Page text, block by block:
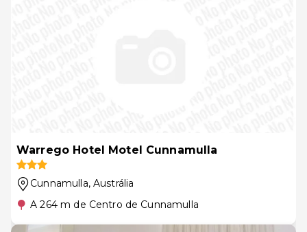
Warrego Hotel Motel Cunnamulla
Cunnamulla, Austrália
A 264 m de Centro de Cunnamulla